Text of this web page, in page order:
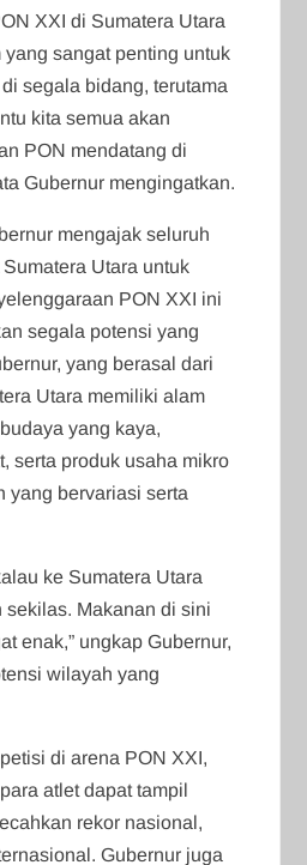
XXI di Sumatera Utara
sangat penting untuk
segala bidang, terutama
kita semua akan
PON mendatang di
Gubernur mengingatkan.
mengajak seluruh
Utara untuk
PON XXI ini
segala potensi yang
yang berasal dari
Utara memiliki alam
yang kaya,
serta produk usaha mikro
yang bervariasi serta
ke Sumatera Utara
sekilas. Makanan di sini
enak,” ungkap Gubernur,
wilayah yang
di arena PON XXI,
atlet dapat tampil
rekor nasional,
Gubernur juga